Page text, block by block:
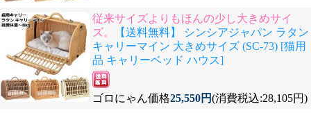
従来サイズよりもほんの少し大きめサイ
ズ。
【送料無料】 シンシアジャパン ラタン
キャリーマイン 大きめサイズ (SC-73) [猫用
品 キャリーベッド ハウス]
ゴロにゃん価格25,550円(消費税込:28,105円)